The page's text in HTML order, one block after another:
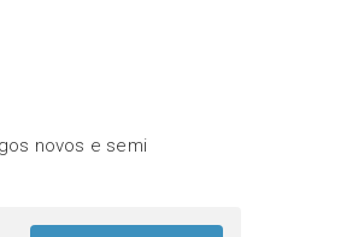
novos e semi